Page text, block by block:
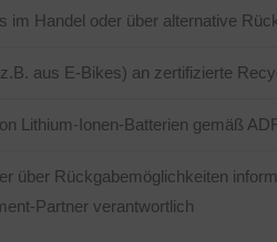
im Handel oder über alternative
aus E-Bikes) an zertifizierte
Lithium-Ionen-Batterien gemäß
über Rückgabemöglichkeiten
Partner verantwortlich